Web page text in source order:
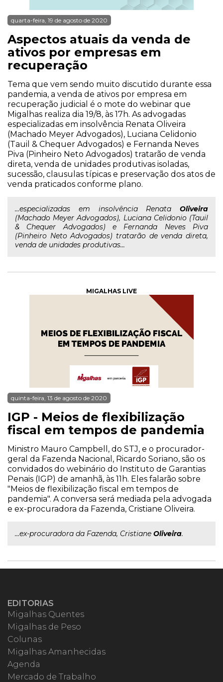
quarta-feira, 19 de agosto de 2020
Aspectos atuais da venda de
ativos por empresas em
recuperação
Tema que vem sendo muito discutido durante essa
pandemia, a venda de ativos por empresa em
recuperação judicial é o mote do webinar que
Migalhas realiza dia 19/8, às 17h. As advogadas
especializadas em insolvência Renata Oliveira
(Machado Meyer Advogados), Luciana Celidonio
(Tauil & Chequer Advogados) e Fernanda Neves
Piva (Pinheiro Neto Advogados) tratarão de venda
direta, venda de unidades produtivas isoladas,
sucessão, clausulas típicas e preservação dos atos de
venda praticados conforme plano.
...especializadas em insolvência Renata Oliveira
(Machado Meyer Advogados), Luciana Celidonio (Tauil
& Chequer Advogados) e Fernanda Neves Piva
(Pinheiro Neto Advogados) tratarão de venda direta,
venda de unidades produtivas...
MIGALHAS LIVE
quinta-feira, 13 de agosto de 2020
IGP - Meios de flexibilização
fiscal em tempos de pandemia
Ministro Mauro Campbell, do STJ, e o procurador-
geral da Fazenda Nacional, Ricardo Soriano, são os
convidados do webinário do Instituto de Garantias
Penais (IGP) de amanhã, às 11h. Eles falarão sobre
"Meios de flexibilização fiscal em tempos de
pandemia". A conversa será mediada pela advogada
e ex-procuradora da Fazenda, Cristiane Oliveira.
...ex-procuradora da Fazenda, Cristiane Oliveira.
EDITORIAS
Migalhas Quentes
Migalhas de Peso
Colunas
Migalhas Amanhecidas
Agenda
Mercado de Trabalho